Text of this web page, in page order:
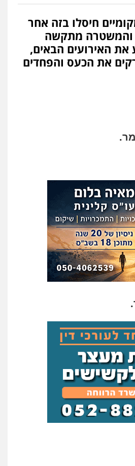
חיסלו בזה אחר
והמשטרה מתקשה
את האירועים הבאים,
את הכעס והפחדים